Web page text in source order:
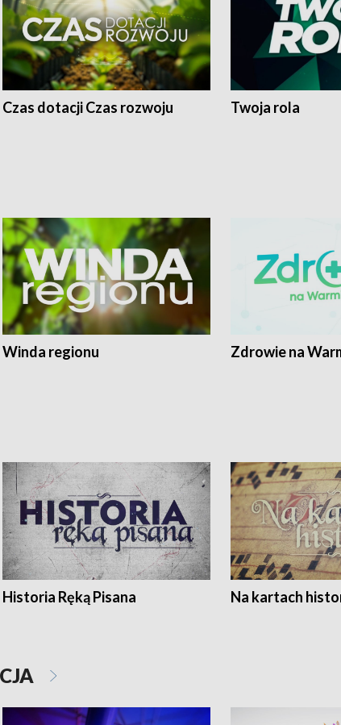
Czas dotacji Czas rozwoju Twoja rola
Winda regionu Zdrowie na
Historia Ręką Pisana Na kartach